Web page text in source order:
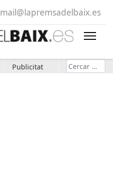
mail@lapremsadelbaix.es
Publicitat Cerca